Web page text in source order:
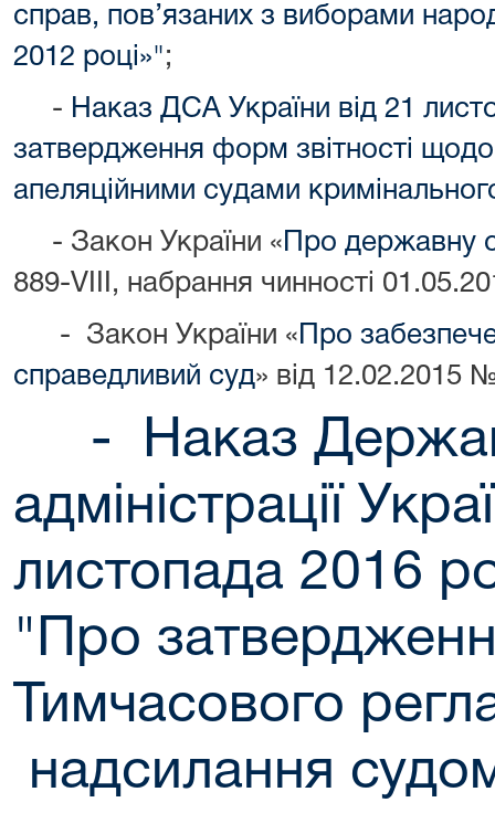
справ, пов’язаних з виборами
2012 році»";
- Наказ ДСА України від 21
затвердження форм звітності
апеляційними судами
- Закон України « Про державну
889-VIII, набрання чинності
- Закон України « Про
справедливий суд» від 12.02.2015
- Наказ
адміністрації
листопада 2016
"Про
Тимчасового
надсилання